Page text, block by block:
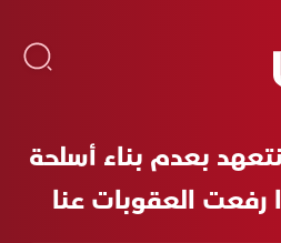
بعدم بناء أسلحة
رفعت العقوبات عنا